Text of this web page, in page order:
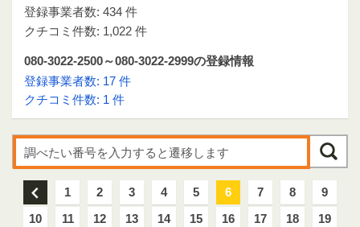
登録事業者数: 434 件
クチコミ件数: 1,022 件
080-3022-2500～080-3022-2999の登録情報
登録事業者数: 17 件
クチコミ件数: 1 件
前 1 2 3 4 5 6 7 8
9
10
11 12 13 14 15 16 17 18
19